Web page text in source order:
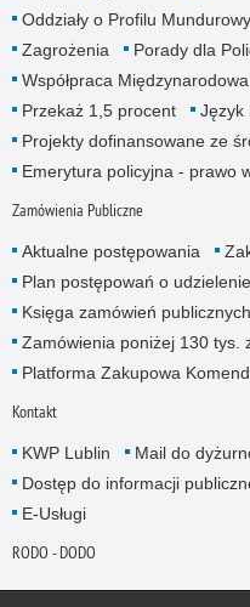
Oddziały o Profilu
Zagrożenia
Porady dla
Współpraca Międzynarodowa
Przekaż 1,5 procent
Język
Projekty dofinansowane ze
Emerytura policyjna - prawo
Zamówienia Publiczne
Aktualne postępowania
Plan postępowań o
Księga zamówień publicznych
Zamówienia poniżej 130 tys.
Platforma Zakupowa
Kontakt
KWP Lublin Mail do
Dostęp do informacji
E-Usługi
RODO - DODO